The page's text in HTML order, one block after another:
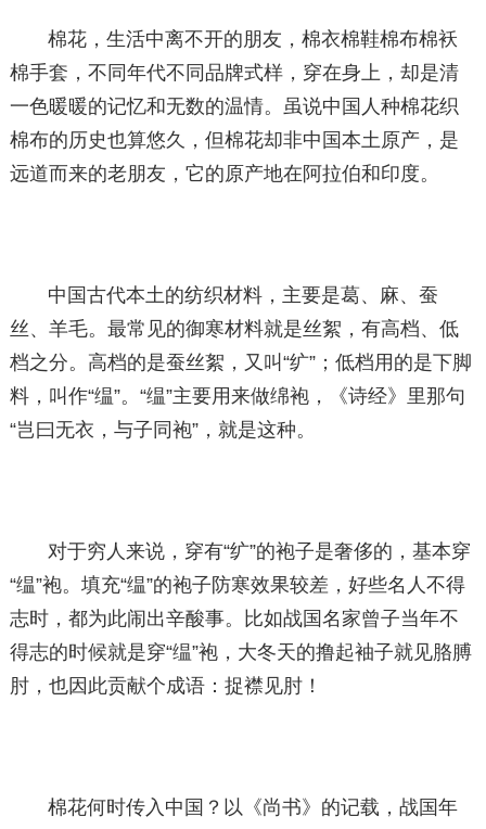
棉花，生活中离不开的朋友，棉衣棉鞋棉布棉袄
棉手套，不同年代不同品牌式样，穿在身上，却是清
一色暖暖的记忆和无数的温情。虽说中国人种棉花织
棉布的历史也算悠久，但棉花却非中国本土原产，是
远道而来的老朋友，它的原产地在阿拉伯和印度。
中国古代本土的纺织材料，主要是葛、麻、蚕
丝、羊毛。最常见的御寒材料就是丝絮，有高档、低
档之分。高档的是蚕丝絮，又叫“纩”；低档用的是下脚
料，叫作“缊”。“缊”主要用来做绵袍，《诗经》里那句
“岂曰无衣，与子同袍”，就是这种。
对于穷人来说，穿有“纩”的袍子是奢侈的，基本穿
“缊”袍。填充“缊”的袍子防寒效果较差，好些名人不得
志时，都为此闹出辛酸事。比如战国名家曾子当年不
得志的时候就是穿“缊”袍，大冬天的撸起袖子就见胳膊
肘，也因此贡献个成语：捉襟见肘！
棉花何时传入中国？以《尚书》的记载，战国年